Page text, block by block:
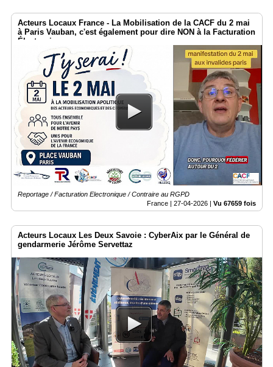
Acteurs Locaux France - La Mobilisation de la CACF du 2 mai
à Paris Vauban, c'est également pour dire NON à la Facturation
Électronique
Reportage / Facturation Electronique / Contraire au RGPD
France | 27-04-2026 | Vu 67659 fois
Acteurs Locaux Les Deux Savoie : CyberAix par le Général de
gendarmerie Jérôme Servettaz